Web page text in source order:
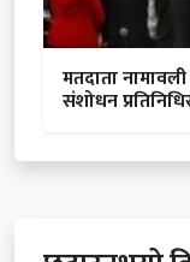
मतदाता
संशोधन